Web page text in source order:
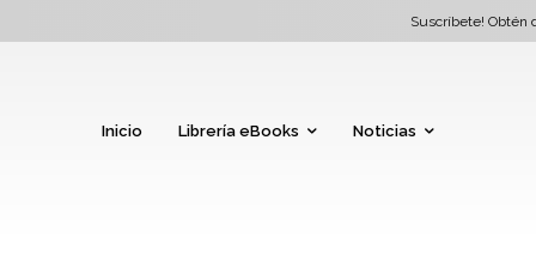
Suscríbete! Obtén
Inicio Librería eBooks Noticias